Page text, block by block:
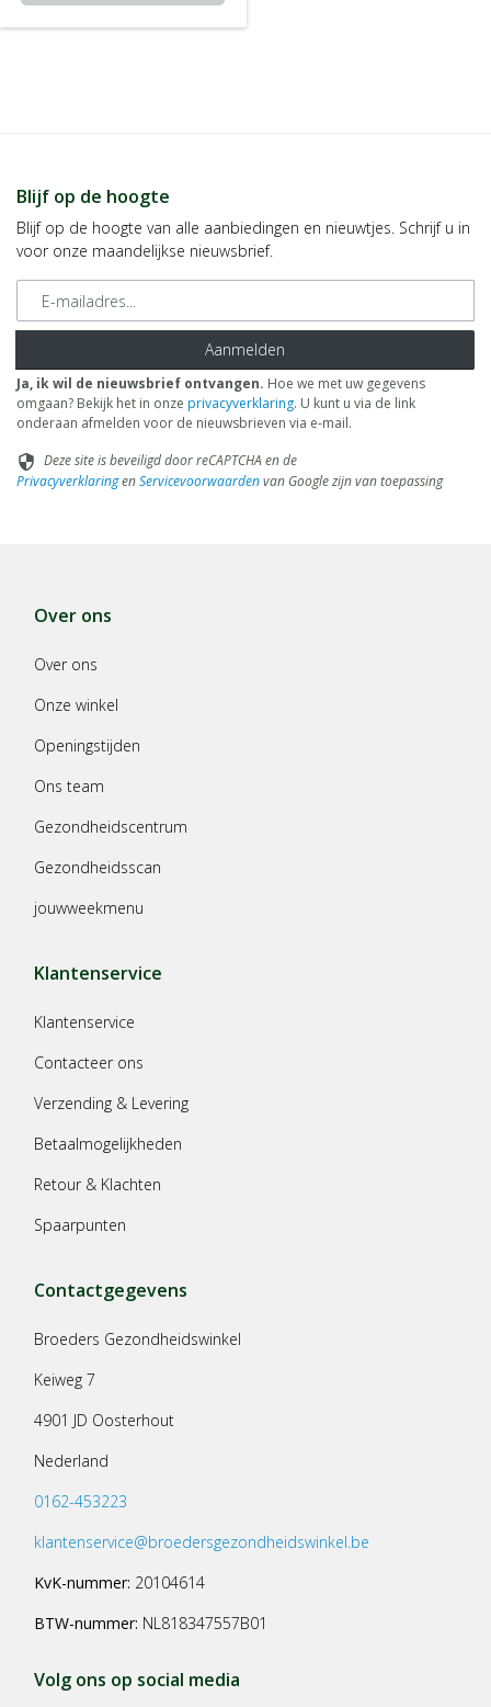
Blijf op de hoogte
Blijf op de hoogte van alle aanbiedingen en nieuwtjes. Schrijf u in
voor onze maandelijkse nieuwsbrief.
E-mailadres
Aanmelden
Ja, ik wil de nieuwsbrief ontvangen. Hoe we met uw gegevens
omgaan? Bekijk het in onze privacyverklaring. U kunt u via de link
onderaan afmelden voor de nieuwsbrieven via e-mail.
security Deze site is beveiligd door reCAPTCHA en de
PrivacyverklaringenServicevoorwaardenvan Google zijn van toepassing
Over ons
Over ons
Onze winkel
Openingstijden
Ons team
Gezondheidscentrum
Gezondheidsscan
jouwweekmenu
Klantenservice
Klantenservice
Contacteer ons
Verzending & Levering
Betaalmogelijkheden
Retour & Klachten
Spaarpunten
Contactgegevens
Broeders Gezondheidswinkel
Keiweg 7
4901 JD Oosterhout
Nederland
0162-453223
klantenservice@broedersgezondheidswinkel.be
KvK-nummer: 20104614
BTW-nummer: NL818347557B01
Volg ons op social media